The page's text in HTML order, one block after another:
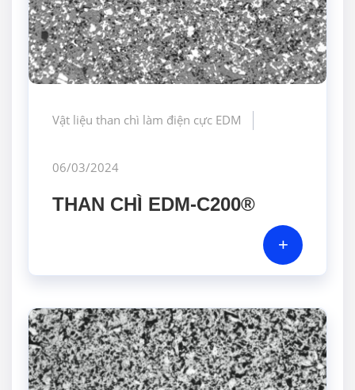
Vật liệu than chì làm điện cực EDM
06/03/2024
THAN CHÌ EDM-C200®
+